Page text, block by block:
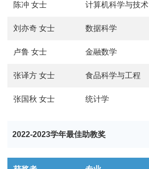
陈冲 女士 计算机科学与技术
刘亦奇 女士 数据科学
卢鲁 女士 金融数学
张译方 女士 食品科学与工程
张国秋 女士 统计学
2022-2023学年最佳助教奖